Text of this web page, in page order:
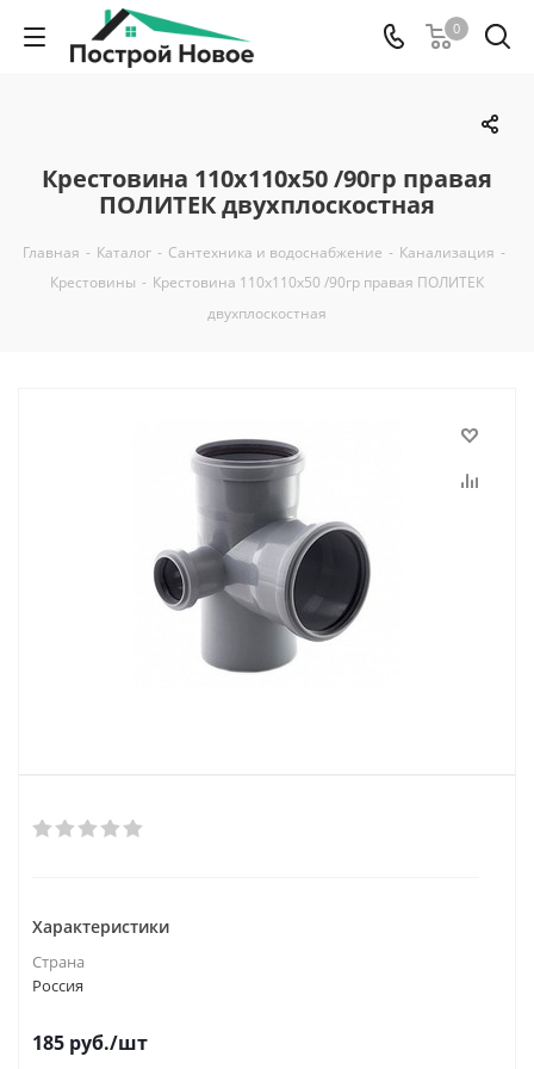
0
Крестовина 110х110х50 /90гр правая
ПОЛИТЕК двухплоскостная
Главная - Каталог - Сантехника и водоснабжение - Канализация -
Крестовины - Крестовина 110х110х50 /90гр правая ПОЛИТЕК
двухплоскостная
Характеристики
Страна
Россия
185 руб./шт